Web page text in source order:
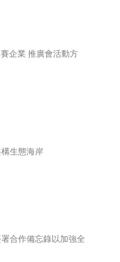
合作備忘錄以加強全
企業 推廣會活動方
生態海岸